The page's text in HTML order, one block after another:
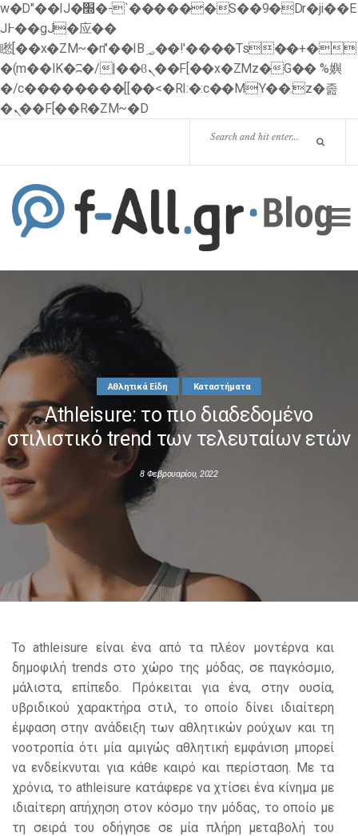
w�D"��IJ�׭�-`������S��9�Dr�ji��E
J߅��gJ�应��
矁[��x�ZM~�n"��IB؃��!'����Тѕ��+�
�(m��IK�ʭ�/|��ϐܢ��F[��x�ZMz�G�� %嬩
�/c��������[[��<�RI:�:c��MΎ��:z�졾
�ܢ��F[��R�ZM~�D
ΚΑΤΗΓΟΡΙΕΣ
F-ALL
ΕΠΙΚΟΙΝΩΝΙΑ
ΚΑΤΑΛΟΓΟΣ F-ALL
Αθλητικά Είδη Καταστήματα
Athleisure: το πιο διαδεδομένο
στιλιστικό trend των τελευταίων ετών
8 Φεβρουαρίου, 2022
Το athleisure είναι ένα από τα πλέον μοντέρνα και
δημοφιλή trends στο χώρο της μόδας, σε παγκόσμιο,
μάλιστα, επίπεδο. Πρόκειται για ένα, στην ουσία,
υβριδικού χαρακτήρα στιλ, το οποίο δίνει ιδιαίτερη
έμφαση στην ανάδειξη των αθλητικών ρούχων και τη
νοοτροπία ότι μία αμιγώς αθλητική εμφάνιση μπορεί
να ενδείκνυται για κάθε καιρό και περίσταση. Με τα
χρόνια, το athleisure κατάφερε να χτίσει ένα κίνημα με
ιδιαίτερη απήχηση στον κόσμο την μόδας, το οποίο με
τη σειρά του οδήγησε σε μία πλήρη μεταβολή του